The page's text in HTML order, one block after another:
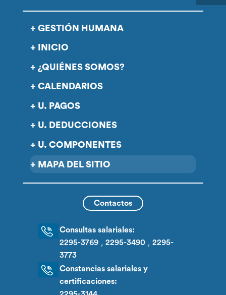
GESTIÓN HUMANA
INICIO
¿QUIÉNES SOMOS?
CALENDARIOS
U. PAGOS
U. DEDUCCIONES
U. COMPONENTES
MAPA DEL SITIO
Contactos
Consultas salariales:
2295-3769, 2295-3490, 2295-
3773
Constancias salariales y
certificaciones: